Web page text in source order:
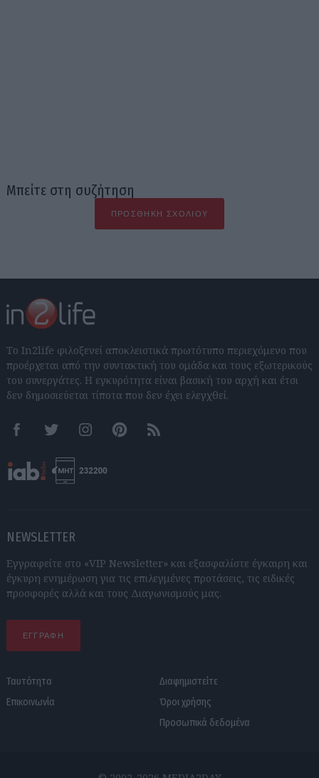
Μπείτε στη συζήτηση
ΠΡΟΣΘΉΚΗ ΣΧΟΛΊΟΥ
Το In2life φιλοξενεί αποκλειστικά πρωτότυπο περιεχόμενο που
προέρχεται από την συντακτική του ομάδα και τους εξωτερικούς
του συνεργάτες. Η εγκυρότητα είναι βασική του αρχή και έτσι
δεν δημοσιεύεται τίποτα που δεν έχει ελεγχθεί.
FacebookTwitter InstagramPinterestRSS feeds
NEWSLETTER
Εγγραφείτε στο «VIP Newsletter» και εξασφαλίστε έγκαιρη και
έγκυρη ενημέρωση για τις επιλεγμένες προτάσεις, τις ειδικές
προσφορές αλλά και τους Διαγωνισμούς μας.
ΕΓΓΡΑΦΗ
Ταυτότητα
Επικοινωνία
Διαφημιστείτε
Όροι χρήσης
Προσωπικά δεδομένα